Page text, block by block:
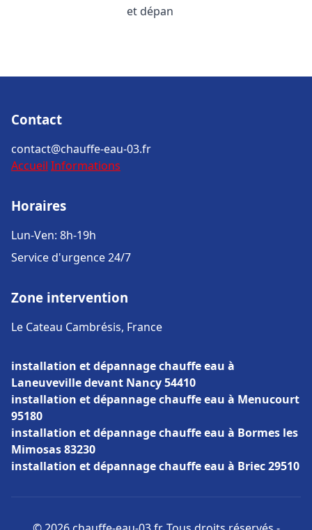
et dépan
Contact
contact@chauffe-eau-03.fr
Accueil Informations
Horaires
Lun-Ven: 8h-19h
Service d'urgence 24/7
Zone intervention
Le Cateau Cambrésis, France
installation et dépannage chauffe eau à
Laneuveville devant Nancy 54410
installation et dépannage chauffe eau à Menucourt
95180
installation et dépannage chauffe eau à Bormes les
Mimosas 83230
installation et dépannage chauffe eau à Briec 29510